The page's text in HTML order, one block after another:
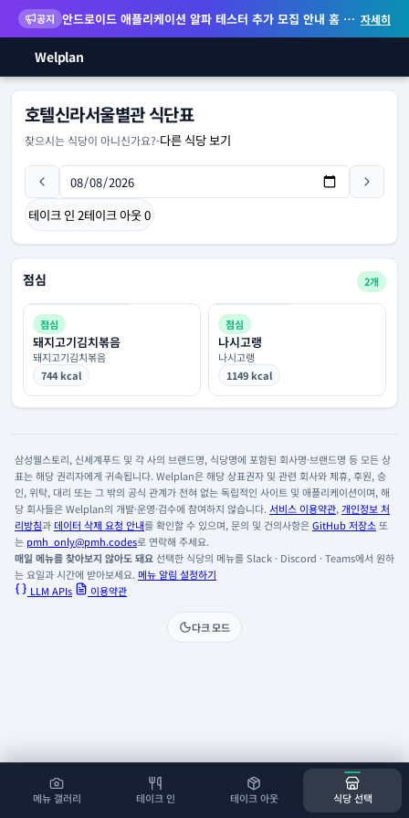
공지 안드로이드 애플리케이션 알파 테스터 추가 모집 안내 홈 화면 위젯 등 지원 자세히
Welplan
메뉴 갤러리 테이크 인 테이크 아웃 식당 선택
호텔신라서울별관 식단표
찾으시는 식당이 아니신가요?-다른 식당 보기
테이크 인 2테이크 아웃0
점심 2개
점심
돼지고기김치볶음
돼지고기김치볶음
744 kcal
점심
나시고랭
나시고랭
1149 kcal
삼성웰스토리, 신세계푸드 및 각 사의 브랜드명, 식당명에 포함된 회사명·브랜드명 등 모든 상
표는 해당 권리자에게 귀속됩니다. Welplan은 해당 상표권자 및 관련 회사와 제휴, 후원, 승
인, 위탁, 대리 또는 그 밖의 공식 관계가 전혀 없는 독립적인 사이트 및 애플리케이션이며, 해
당 회사들은 Welplan의 개발·운영·검수에 참여하지 않습니다. 서비스 이용약관, 개인정보 처
리방침과데이터 삭제 요청 안내를 확인할 수 있으며, 문의 및 건의사항은GitHub 저장소 또
는 pmh_only@pmh.codes로 연락해 주세요.
매일 메뉴를 찾아보지 않아도 돼요선택한 식당의 메뉴를 Slack · Discord · Teams에서 원하
는 요일과 시간에 받아보세요. 메뉴 알림 설정하기
LLM APIs
이용약관
다크 모드